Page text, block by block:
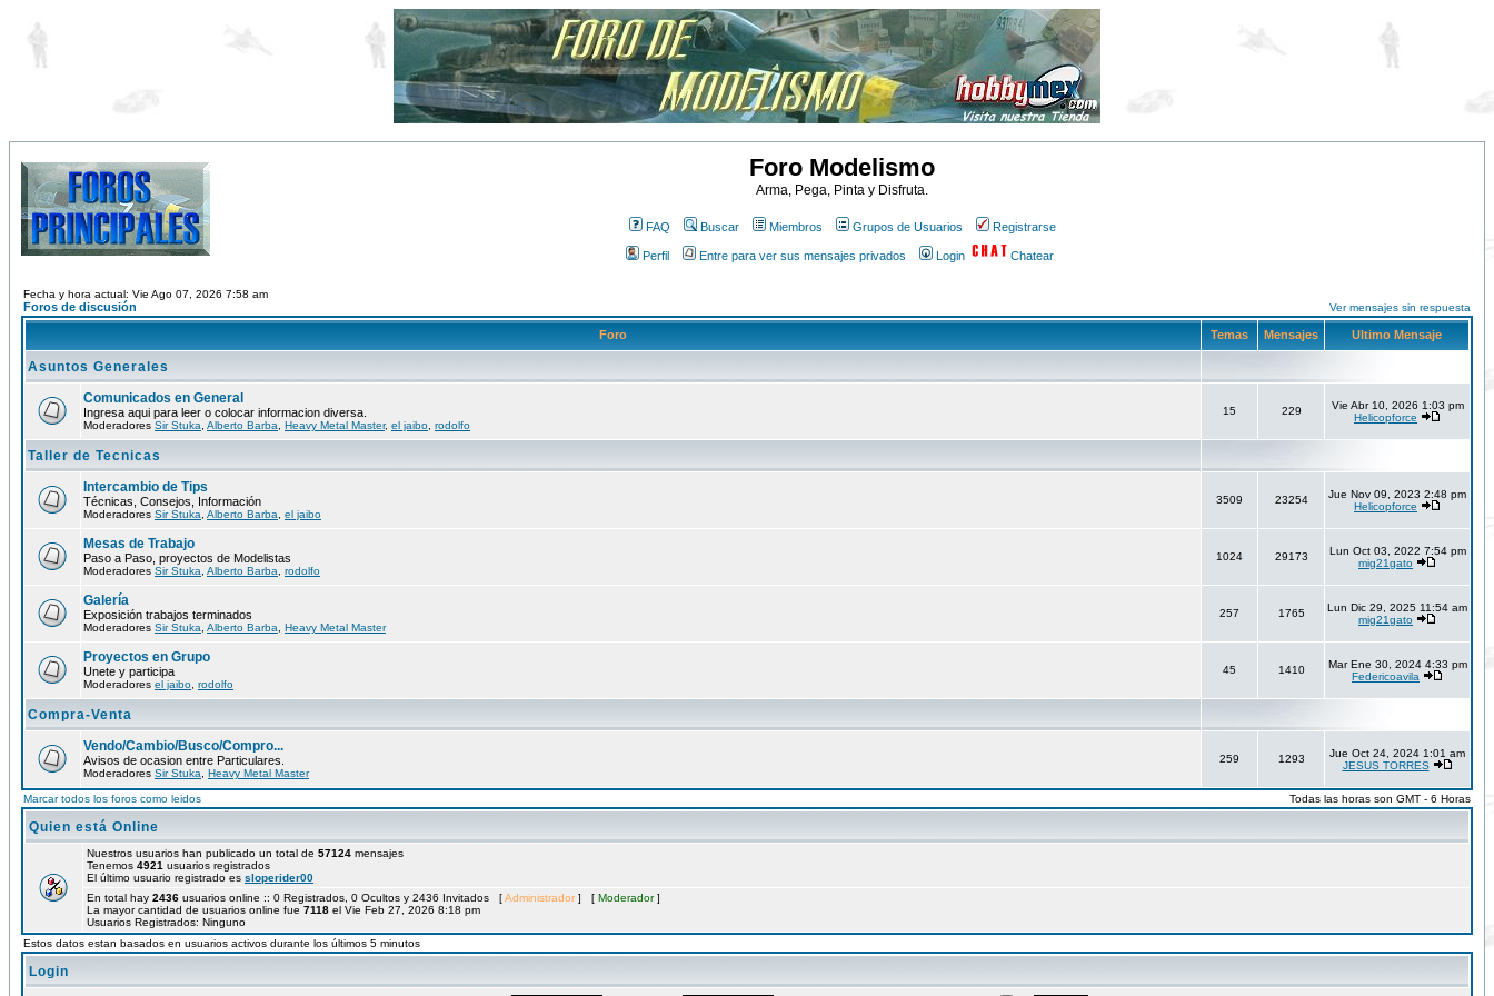
Foro Modelismo
Arma, Pega, Pinta y Disfruta.
FAQ Buscar Miembros Grupos de Usuarios Registrarse
Perfil Entre para ver sus mensajes privados Login Chatear
Fecha y hora actual: Vie Ago 07, 2026 7:58 am
Foros de discusión Ver mensajes sin respuesta
Foro Temas Mensajes Ultimo Mensaje
Asuntos Generales
Comunicados en General
Ingresa aqui para leer o colocar informacion diversa.
Moderadores Sir Stuka Alberto Barba Heavy Metal Master, el jaibo rodolfo
15 229
Vie Abr 10, 2026 1:03 pm
Helicopforce
Taller de Tecnicas
Intercambio de Tips
Técnicas, Consejos, Información
Moderadores Sir Stuka Alberto Barba el jaibo
3509 23254
Jue Nov 09, 2023 2:48 pm
Helicopforce
Mesas de Trabajo
Paso a Paso, proyectos de Modelistas
Moderadores Sir Stuka Alberto Barba rodolfo
1024 29173
Lun Oct 03, 2022 7:54 pm
mig21gato
Galería
Exposición trabajos terminados
Moderadores Sir Stuka Alberto Barba Heavy Metal Master
257 1765
Lun Dic 29, 2025 11:54 am
mig21gato
Proyectos en Grupo
Unete y participa
Moderadores el jaibo rodolfo
45 1410
Mar Ene 30, 2024 4:33 pm
Federicoavila
Compra-Venta
Vendo/Cambio/Busco/Compro...
Avisos de ocasion entre Particulares.
Moderadores Sir Stuka Heavy Metal Master
259 1293
Jue Oct 24, 2024 1:01 am
JESUS TORRES
Marcar todos los foros como leidos Todas las horas son GMT - 6 Horas
Quien está Online
Nuestros usuarios han publicado un total de 57124 mensajes
Tenemos 4921 usuarios registrados
El último usuario registrado es sloperider00
En total hay 2436 usuarios online :: 0 Registrados, 0 Ocultos y 2436 Invitados [Administrador ] [ Moderador]
La mayor cantidad de usuarios online fue 7118 el Vie Feb 27, 2026 8:18 pm
Usuarios Registrados: Ninguno
Estos datos estan basados en usuarios activos durante los últimos 5 minutos
Login